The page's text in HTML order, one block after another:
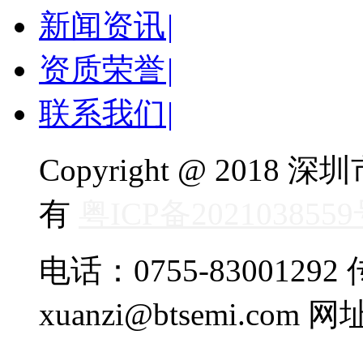
新闻资讯|
资质荣誉|
联系我们 |
Copyright @ 2018 深
有
电话：0755-83001292
xuanzi@btsemi.com 网